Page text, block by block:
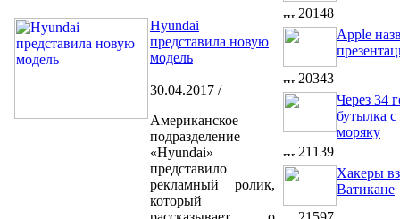
Hyundai
представила новую
модель
30.04.2017 /
Американское
подразделение
«Hyundai»
представило
рекламный ролик,
который
20148
Apple
20343
Через 34
бутылка с
моряку
21139
Хакеры
Ватикане